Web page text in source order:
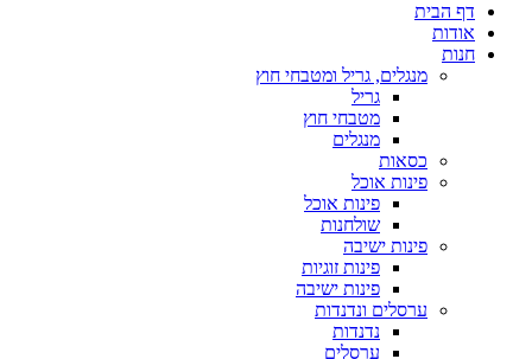
דף הבית
אודות
חנות
מנגלים, גריל ומטבחי חוץ
גריל
מטבחי חוץ
מנגלים
כסאות
פינות אוכל
פינות אוכל
שולחנות
פינות ישיבה
פינות זוגיות
פינות ישיבה
ערסלים ונדנדות
נדנדות
ערסלים